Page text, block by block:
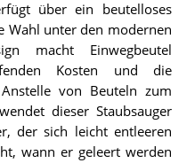
über ein beutelloses
Wahl unter den modernen
macht Einwegbeutel
Kosten und die
von Beuteln zum
dieser Staubsauger
der sich leicht entleeren
wann er geleert werden